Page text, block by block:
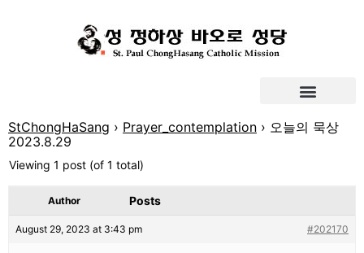
StChongHaSang › Prayer_contemplation › 오늘의 묵상
2023.8.29
Viewing 1 post (of 1 total)
Author Posts
August 29, 2023 at 3:43 pm #202170